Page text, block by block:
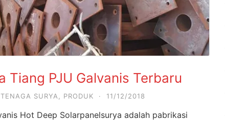
Tiang PJU Galvanis Terbaru
SURYA PRODUK · 11/12/2018
Hot Deep Solarpanelsurya adalah pabrikasi